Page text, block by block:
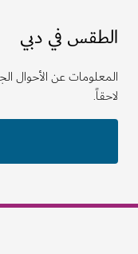
في دبي
عن الأحوال الجوية